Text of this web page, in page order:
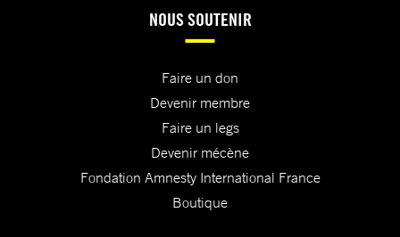
NOUS SOUTENIR
Faire un don
Devenir membre
Faire un legs
Devenir mécène
Fondation Amnesty International France
Boutique